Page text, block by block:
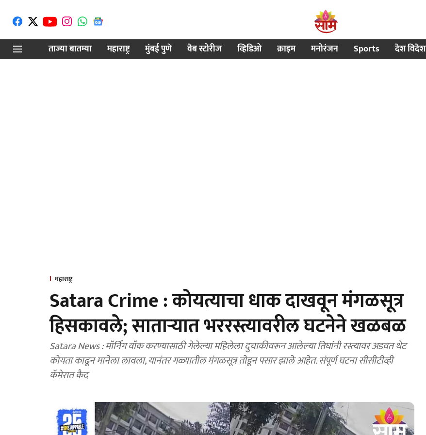
ताज्या बातम्या
महाराष्ट्र मुंबई पुणे वेब स्टोरीज व्हिडिओ क्राइम मनोरंजन Sports देश विदेश
महाराष्ट्र
Satara Crime : कोयत्याचा धाक दाखवून मंगळसूत्र
हिसकावले; साताऱ्यात भररस्त्यावरील घटनेने खळबळ
Satara News : मॉर्निंग वॉक करण्यासाठी गेलेल्या महिलेला दुचाकीवरून आलेल्या तिघांनी रस्त्यावर अडवत थेट
कोयता काढून मानेला लावला, यानंतर गळ्यातील मंगळसूत्र तोडून पसार झाले आहेत. संपूर्ण घटना सीसीटीव्ही
कॅमेरात कैद